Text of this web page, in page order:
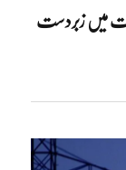
میں زبردست